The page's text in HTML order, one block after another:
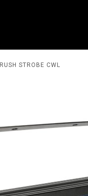
RUSH STROBE CWL